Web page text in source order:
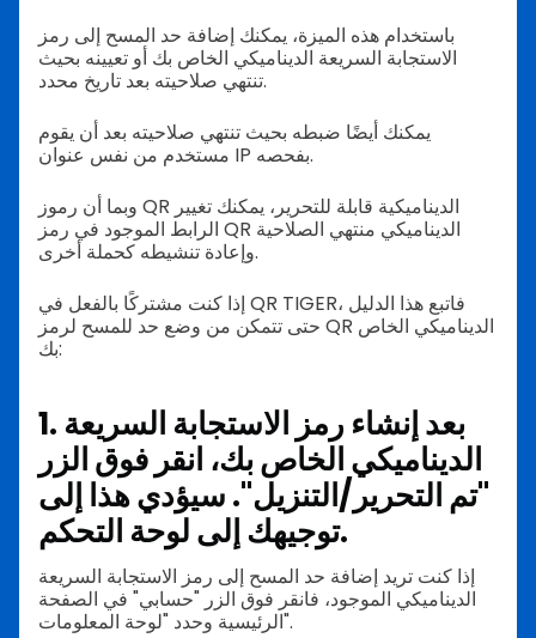
باستخدام هذه الميزة، يمكنك إضافة حد المسح إلى رمز
الاستجابة السريعة الديناميكي الخاص بك أو تعيينه بحيث
تنتهي صلاحيته بعد تاريخ محدد.
يمكنك أيضًا ضبطه بحيث تنتهي صلاحيته بعد أن يقوم
مستخدم من نفس عنوان IP بفحصه.
وبما أن رموز QR الديناميكية قابلة للتحرير، يمكنك تغيير
الرابط الموجود في رمز QR الديناميكي منتهي الصلاحية
وإعادة تنشيطه كحملة أخرى.
إذا كنت مشتركًا بالفعل في QR TIGER، فاتبع هذا الدليل
حتى تتمكن من وضع حد للمسح لرمز QR الديناميكي الخاص
بك:
1. بعد إنشاء رمز الاستجابة السريعة
الديناميكي الخاص بك، انقر فوق الزر
"تم التحرير/التنزيل". سيؤدي هذا إلى
توجيهك إلى لوحة التحكم.
إذا كنت تريد إضافة حد المسح إلى رمز الاستجابة السريعة
الديناميكي الموجود، فانقر فوق الزر "حسابي" في الصفحة
الرئيسية وحدد "لوحة المعلومات".